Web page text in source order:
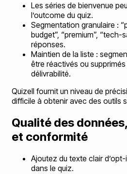
Les séries de bienvenue
l’outcome du quiz.
Segmentation granulaire :
budget”, “premium”, “tech-
réponses.
Maintien de la liste :
être réactivés ou
délivrabilité.
Quizell fournit un niveau de
difficile à obtenir avec des outils
Qualité des
et conformité
Ajoutez du texte clair
dans le quiz.